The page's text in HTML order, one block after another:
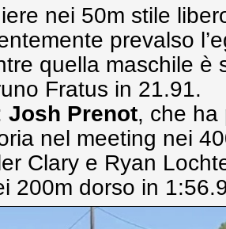
nei 50m stile
prevalso
quella maschile è
Fratus in 21.91.
Josh Prenot, che ha
nel meeting nei
Clary e Ryan
200m dorso in